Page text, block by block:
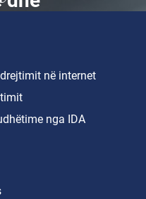
në internet
nga IDA